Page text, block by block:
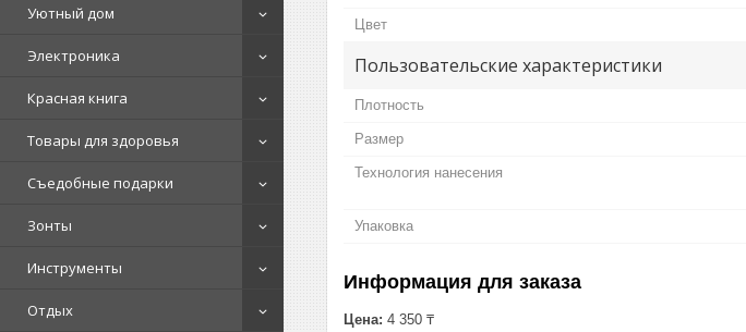
Уютный дом
Электроника
Красная книга
Товары для здоровья
Съедобные подарки
Зонты
Инструменты
Отдых
Цвет
Пользовательские характеристики
Плотность
Размер
Технология нанесения
Упаковка
Информация для заказа
Цена: 4 350 ₸